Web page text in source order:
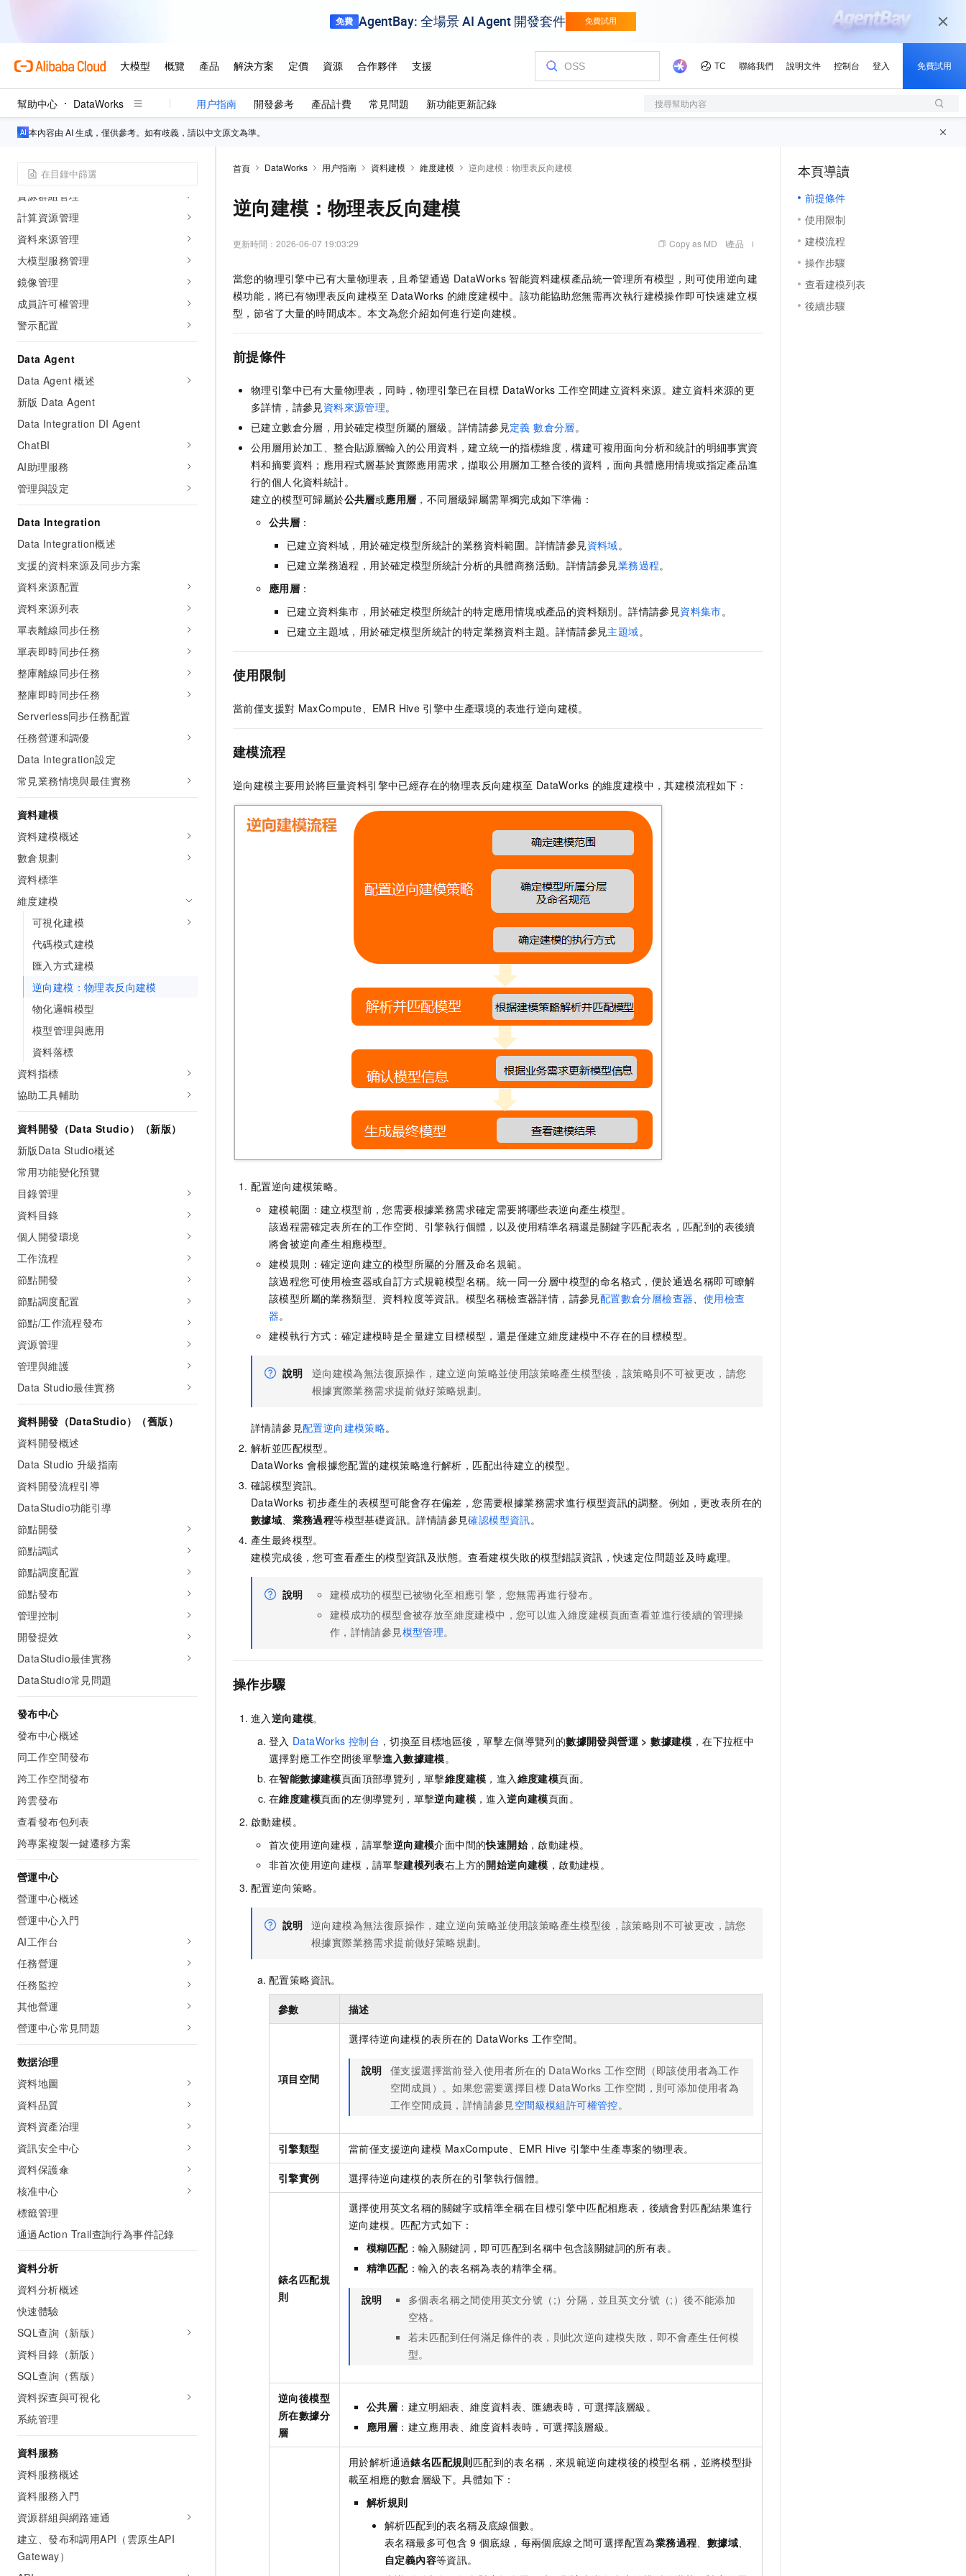
幫助中心 DataWorks 用户指南 開發參考 產品計費 常見問題 新功能更新記錄 搜尋幫助內容
本內容由 AI 生成，僅供參考。如有歧義，請以中文原文為準。
基本概念
產品生態
管理控制
工作空間管理
資源群組管理
計算資源管理
資料來源管理
大模型服務管理
鏡像管理
成員許可權管理
警示配置
Data Agent
Data Agent 概述
新版 Data Agent
Data Integration DI Agent
ChatBI
AI助理服務
管理與設定
Data Integration
Data Integration概述
支援的資料來源及同步方案
資料來源配置
資料來源列表
單表離線同步任務
單表即時同步任務
整庫離線同步任務
整庫即時同步任務
Serverless同步任務配置
任務營運和調優
Data Integration設定
常見業務情境與最佳實務
資料建模
資料建模概述
數倉規劃
資料標準
維度建模
可視化建模
代碼模式建模
匯入方式建模
逆向建模：物理表反向建模
物化邏輯模型
模型管理與應用
資料落標
資料指標
協助工具輔助
資料開發（Data Studio）（新版）
新版Data Studio概述
常用功能變化預覽
目錄管理
資料目錄
個人開發環境
工作流程
節點開發
節點調度配置
節點/工作流程發布
資源管理
管理與維護
Data Studio最佳實務
資料開發（DataStudio）（舊版）
資料開發概述
Data Studio 升級指南
資料開發流程引導
DataStudio功能引導
節點開發
節點調試
節點調度配置
節點發布
管理控制
開發提效
DataStudio最佳實務
DataStudio常見問題
發布中心
發布中心概述
同工作空間發布
跨工作空間發布
跨雲發布
查看發布包列表
跨專案複製一鍵遷移方案
營運中心
營運中心概述
營運中心入門
AI工作台
任務營運
任務監控
其他營運
營運中心常見問題
数据治理
資料地圖
資料品質
資料資產治理
資訊安全中心
資料保護傘
核准中心
標籤管理
通過Action Trail查詢行為事件記錄
資料分析
資料分析概述
快速體驗
SQL查詢（新版）
資料目錄（新版）
SQL查詢（舊版）
資料探查與可視化
系統管理
資料服務
資料服務概述
資料服務入門
資源群組與網路連通
建立、發布和調用API（雲原生API
Gateway）
首頁 DataWorks 用户指南 資料建模 維度建模 逆向建模：物理表反向建模
逆向建模：物理表反向建模
更新時間： 2026-06-07 19:03:29 Copy as MD 產品
當您的物理引擎中已有大量物理表，且希望通過 DataWorks 智能資料建模產品統一管理所有模型，則可使用逆向建
模功能，將已有物理表反向建模至 DataWorks 的維度建模中。該功能協助您無需再次執行建模操作即可快速建立模
型，節省了大量的時間成本。本文為您介紹如何進行逆向建模。
前提條件
物理引擎中已有大量物理表，同時，物理引擎已在目標 DataWorks 工作空間建立資料來源。建立資料來源的更
多詳情，請參見資料來源管理。
已建立數倉分層，用於確定模型所屬的層級。詳情請參見定義 數倉分層。
公用層用於加工、整合貼源層輸入的公用資料，建立統一的指標維度，構建可複用面向分析和統計的明細事實資
料和摘要資料；應用程式層基於實際應用需求，擷取公用層加工整合後的資料，面向具體應用情境或指定產品進
行的個人化資料統計。
建立的模型可歸屬於公共層或應用層 ，不同層級歸屬需單獨完成如下準備：
公共層 ：
已建立資料域，用於確定模型所統計的業務資料範圍。詳情請參見資料域。
已建立業務過程，用於確定模型所統計分析的具體商務活動。詳情請參見業務過程。
應用層 ：
已建立資料集市，用於確定模型所統計的特定應用情境或產品的資料類別。詳情請參見資料集市。
已建立主題域，用於確定模型所統計的特定業務資料主題。詳情請參見主題域。
使用限制
當前僅支援對 MaxCompute、EMR Hive 引擎中生產環境的表進行逆向建模。
建模流程
逆向建模主要用於將巨量資料引擎中已經存在的物理表反向建模至 DataWorks 的維度建模中，其建模流程如下：
配置逆向建模策略。
建模範圍：建立模型前，您需要根據業務需求確定需要將哪些表逆向產生模型。
該過程需確定表所在的工作空間、引擎執行個體，以及使用精準名稱還是關鍵字匹配表名，匹配到的表後續
將會被逆向產生相應模型。
建模規則：確定逆向建立的模型所屬的分層及命名規範。
該過程您可使用檢查器或自訂方式規範模型名稱。統一同一分層中模型的命名格式，便於通過名稱即可瞭解
該模型所屬的業務類型、資料粒度等資訊。模型名稱檢查器詳情，請參見配置數倉分層檢查器、 使用檢查
器。
建模執行方式：確定建模時是全量建立目標模型，還是僅建立維度建模中不存在的目標模型。
說明
逆向建模為無法復原操作，建立逆向策略並使用該策略產生模型後，該策略則不可被更改，請您
根據實際業務需求提前做好策略規劃。
詳情請參見配置逆向建模策略。
解析並匹配模型。
DataWorks 會根據您配置的建模策略進行解析，匹配出待建立的模型。
確認模型資訊。
DataWorks 初步產生的表模型可能會存在偏差，您需要根據業務需求進行模型資訊的調整。例如，更改表所在的
數據域、 業務過程等模型基礎資訊。詳情請參見確認模型資訊。
產生最終模型。
建模完成後，您可查看產生的模型資訊及狀態。查看建模失敗的模型錯誤資訊，快速定位問題並及時處理。
說明
建模成功的模型已被物化至相應引擎，您無需再進行發布。
建模成功的模型會被存放至維度建模中，您可以進入維度建模頁面查看並進行後續的管理操
作，詳情請參見模型管理。
操作步驟
進入 逆向建模。
登入 DataWorks 控制台 ，切換至目標地區後，單擊左側導覽列的數據開發與營運 >數據建模 ，在下拉框中
選擇對應工作空間後單擊進入數據建模。
在智能數據建模頁面頂部導覽列，單擊維度建模 ，進入 維度建模頁面。
在維度建模頁面的左側導覽列，單擊逆向建模 ，進入逆向建模頁面。
啟動建模。
首次使用逆向建模，請單擊逆向建模介面中間的快速開始 ，啟動建模。
非首次使用逆向建模，請單擊建模列表右上方的開始逆向建模 ，啟動建模。
配置逆向策略。
說明 逆向建模為無法復原操作，建立逆向策略並使用該策略產生模型後，該策略則不可被更改，請您
根據實際業務需求提前做好策略規劃。
配置策略資訊。
參數 描述
項目空間
選擇待逆向建模的表所在的 DataWorks 工作空間。
說明 僅支援選擇當前登入使用者所在的 DataWorks 工作空間（即該使用者為工作
空間成員）。如果您需要選擇目標 DataWorks 工作空間，則可添加使用者為
工作空間成員，詳情請參見 空間級模組許可權管控。
引擎類型 當前僅支援逆向建模 MaxCompute、EMR Hive 引擎中生產專案的物理表。
引擎實例 選擇待逆向建模的表所在的引擎執行個體。
錶名匹配規
則
選擇使用英文名稱的關鍵字或精準全稱在目標引擎中匹配相應表，後續會對匹配結果進行
逆向建模。匹配方式如下：
模糊匹配：輸入關鍵詞，即可匹配到名稱中包含該關鍵詞的所有表。
精準匹配：輸入的表名稱為表的精準全稱。
說明
多個表名稱之間使用英文分號（;）分隔，並且英文分號（;）後不能添加
空格。
若未匹配到任何滿足條件的表，則此次逆向建模失敗，即不會產生任何模
型。
逆向後模型
所在數據分
層
公共層 ：建立明細表、維度資料表、匯總表時，可選擇該層級。
應用層 ：建立應用表、維度資料表時，可選擇該層級。
用於解析通過錶名匹配規則匹配到的表名稱，來規範逆向建模後的模型名稱，並將模型掛
載至相應的數倉層級下。具體如下：
解析規則
解析匹配到的表名稱及底線個數。
表名稱最多可包含 9 個底線，每兩個底線之間可選擇配置為業務過程 數據域
自定義內容等資訊。
本頁導讀
前提條件
使用限制
建模流程
操作步驟
查看建模列表
後續步驟